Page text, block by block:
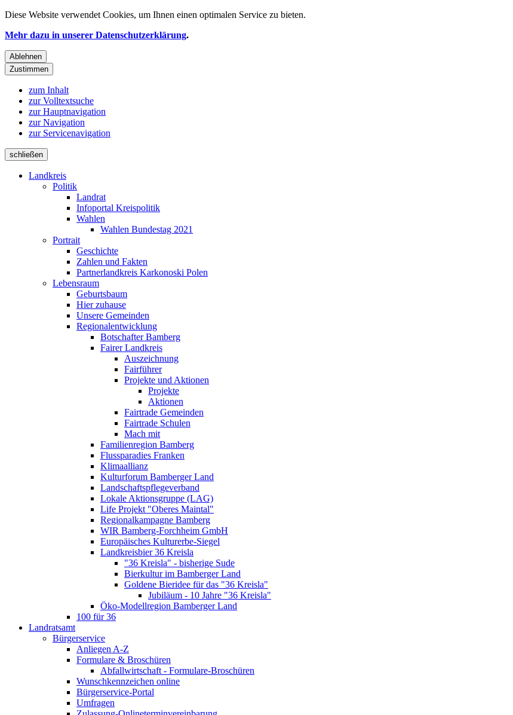
Diese Website verwendet Cookies, um Ihnen einen optimalen Service zu bieten.
Mehr dazu in unserer Datenschutzerklärung.
Ablehnen
Zustimmen
zum Inhalt
zur Volltextsuche
zur Hauptnavigation
zur Navigation
zur Servicenavigation
schließen
Landkreis
Politik
Landrat
Infoportal Kreispolitik
Wahlen
Wahlen Bundestag 2021
Portrait
Geschichte
Zahlen und Fakten
Partnerlandkreis Karkonoski Polen
Lebensraum
Geburtsbaum
Hier zuhause
Unsere Gemeinden
Regionalentwicklung
Botschafter Bamberg
Fairer Landkreis
Auszeichnung
Fairführer
Projekte und Aktionen
Projekte
Aktionen
Fairtrade Gemeinden
Fairtrade Schulen
Mach mit
Familienregion Bamberg
Flussparadies Franken
Klimaallianz
Kulturforum Bamberger Land
Landschaftspflegeverband
Lokale Aktionsgruppe (LAG)
Life Projekt "Oberes Maintal"
Regionalkampagne Bamberg
WIR Bamberg-Forchheim GmbH
Europäisches Kulturerbe-Siegel
Landkreisbier 36 Kreisla
"36 Kreisla" - bisherige Sude
Bierkultur im Bamberger Land
Goldene Bieridee für das "36 Kreisla"
Jubiläum - 10 Jahre "36 Kreisla"
Öko-Modellregion Bamberger Land
100 für 36
Landratsamt
Bürgerservice
Anliegen A-Z
Formulare & Broschüren
Abfallwirtschaft - Formulare-Broschüren
Wunschkennzeichen online
Bürgerservice-Portal
Umfragen